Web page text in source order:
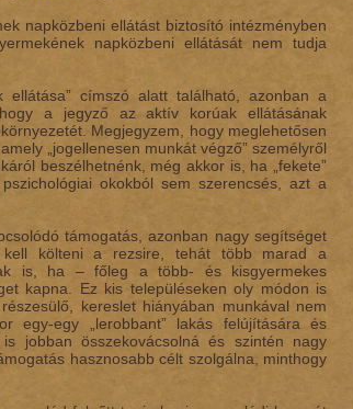
napközbeni ellátást biztosító intézményben
napközbeni ellátását nem tudja
címszó alatt található, azonban a
a jegyző az aktív korúak ellátásának
Megjegyzem, hogy meglehetősen
„jogellenesen munkát végző” személyről
beszélhetnénk, még akkor is, ha „fekete”
okokból sem szerencsés, azt a
támogatás, azonban nagy segítséget
kell költeni a rezsire, tehát több marad a
is, ha – főleg a több- és kisgyermekes
kapna. Ez kis településeken oly módon is
kereslet hiányában munkával nem
egy-egy „lerobbant” lakás felújítására és
jobban összekovácsolná és szintén nagy
hasznosabb célt szolgálna, minthogy